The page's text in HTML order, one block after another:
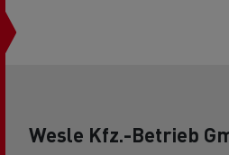
Wesle Kfz.-Betrieb